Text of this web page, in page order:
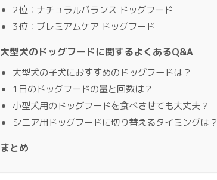
2位：ナチュラルバランス ドッグフード
3位：プレミアムケア ドッグフード
大型犬のドッグフードに関するよくあるQ&A
大型犬の子犬におすすめのドッグフードは？
1日のドッグフードの量と回数は？
小型犬用のドッグフードを食べさせても大丈夫？
シニア用ドッグフードに切り替えるタイミングは？
まとめ